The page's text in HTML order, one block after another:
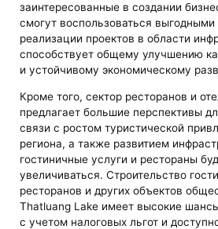
заинтересованные в создании
смогут воспользоваться
реализации проектов в области
способствует общему улучшению
и устойчивому экономическому
Кроме того, сектор ресторанов и
предлагает большие перспективы
связи с ростом туристической
региона, а также развитием
гостиничные услуги и рестораны
увеличиваться. Строительство
ресторанов и других объектов
Thatluang Lake имеет высокие
с учетом налоговых льгот и